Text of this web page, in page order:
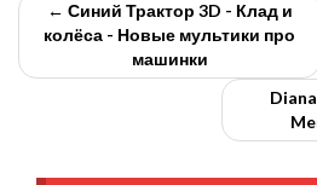
← Синий Трактор 3D - Клад и
колёса - Новые мультики про
машинки